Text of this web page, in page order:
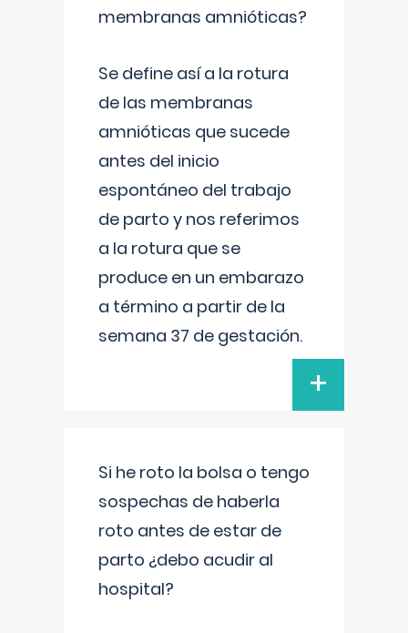
membranas amnióticas?
Se define así a la rotura
de las membranas
amnióticas que sucede
antes del inicio
espontáneo del trabajo
de parto y nos referimos
a la rotura que se
produce en un embarazo
a término a partir de la
semana 37 de gestación.
+
Si he roto la bolsa o tengo
sospechas de haberla
roto antes de estar de
parto ¿debo acudir al
hospital?